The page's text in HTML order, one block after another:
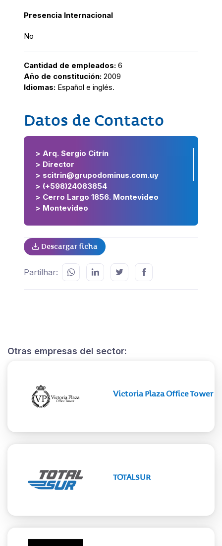
Otras empresas del sector:
Victoria Plaza Office Tower
TOTALSUR
Presencia Internacional
No
Cantidad de empleados: 6
Año de constitución: 2009
Idiomas: Español e inglés.
Datos de Contacto
> Arq. Sergio Citrín
> Director
> scitrin@grupodominus.com.uy
> (+598)24083854
> Cerro Largo 1856. Montevideo
> Montevideo
Descargar ficha
Partilhar: